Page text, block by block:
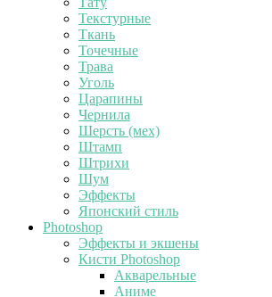
Текстурные
Ткань
Точечные
Трава
Уголь
Царапины
Чернила
Шерсть (мех)
Штамп
Штрихи
Шум
Эффекты
Японский стиль
Photoshop
Эффекты и экшены
Кисти Photoshop
Акварельные
Аниме